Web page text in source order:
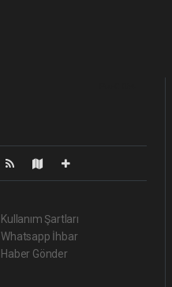
Kullanım Şartları
Whatsapp İhbar
Haber Gönder